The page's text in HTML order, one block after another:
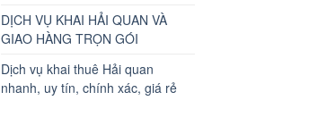
DỊCH VỤ KHAI HẢI QUAN VÀ
GIAO HÀNG TRỌN GÓI
Dịch vụ khai thuê Hải quan
nhanh, uy tín, chính xác, giá rẻ